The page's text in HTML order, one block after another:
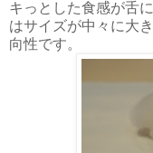
キっとした食感が舌
はサイズが中々に大
向性です。